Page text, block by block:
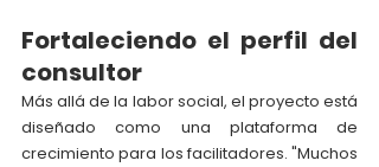
Fortaleciendo el perfil del
consultor
Más allá de la labor social, el proyecto está
diseñado como una plataforma de
crecimiento para los facilitadores. "Muchos